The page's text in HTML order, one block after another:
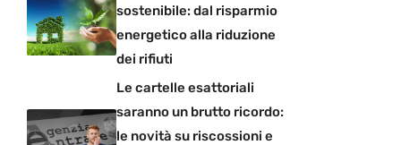
sostenibile: dal risparmio
energetico alla riduzione
dei rifiuti
Le cartelle esattoriali
saranno un brutto ricordo:
le novità su riscossioni e